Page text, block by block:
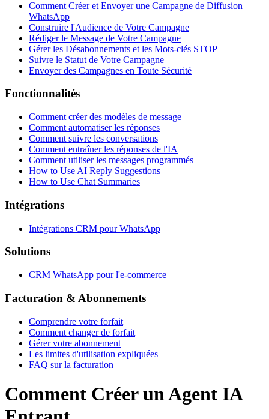
Comment Créer et Envoyer une Campagne de Diffusion
WhatsApp
Construire l'Audience de Votre Campagne
Rédiger le Message de Votre Campagne
Gérer les Désabonnements et les Mots-clés STOP
Suivre le Statut de Votre Campagne
Envoyer des Campagnes en Toute Sécurité
Fonctionnalités
Comment créer des modèles de message
Comment automatiser les réponses
Comment suivre les conversations
Comment entraîner les réponses de l'IA
Comment utiliser les messages programmés
How to Use AI Reply Suggestions
How to Use Chat Summaries
Intégrations
Intégrations CRM pour WhatsApp
Solutions
CRM WhatsApp pour l'e-commerce
Facturation & Abonnements
Comprendre votre forfait
Comment changer de forfait
Gérer votre abonnement
Les limites d'utilisation expliquées
FAQ sur la facturation
Comment Créer un Agent IA